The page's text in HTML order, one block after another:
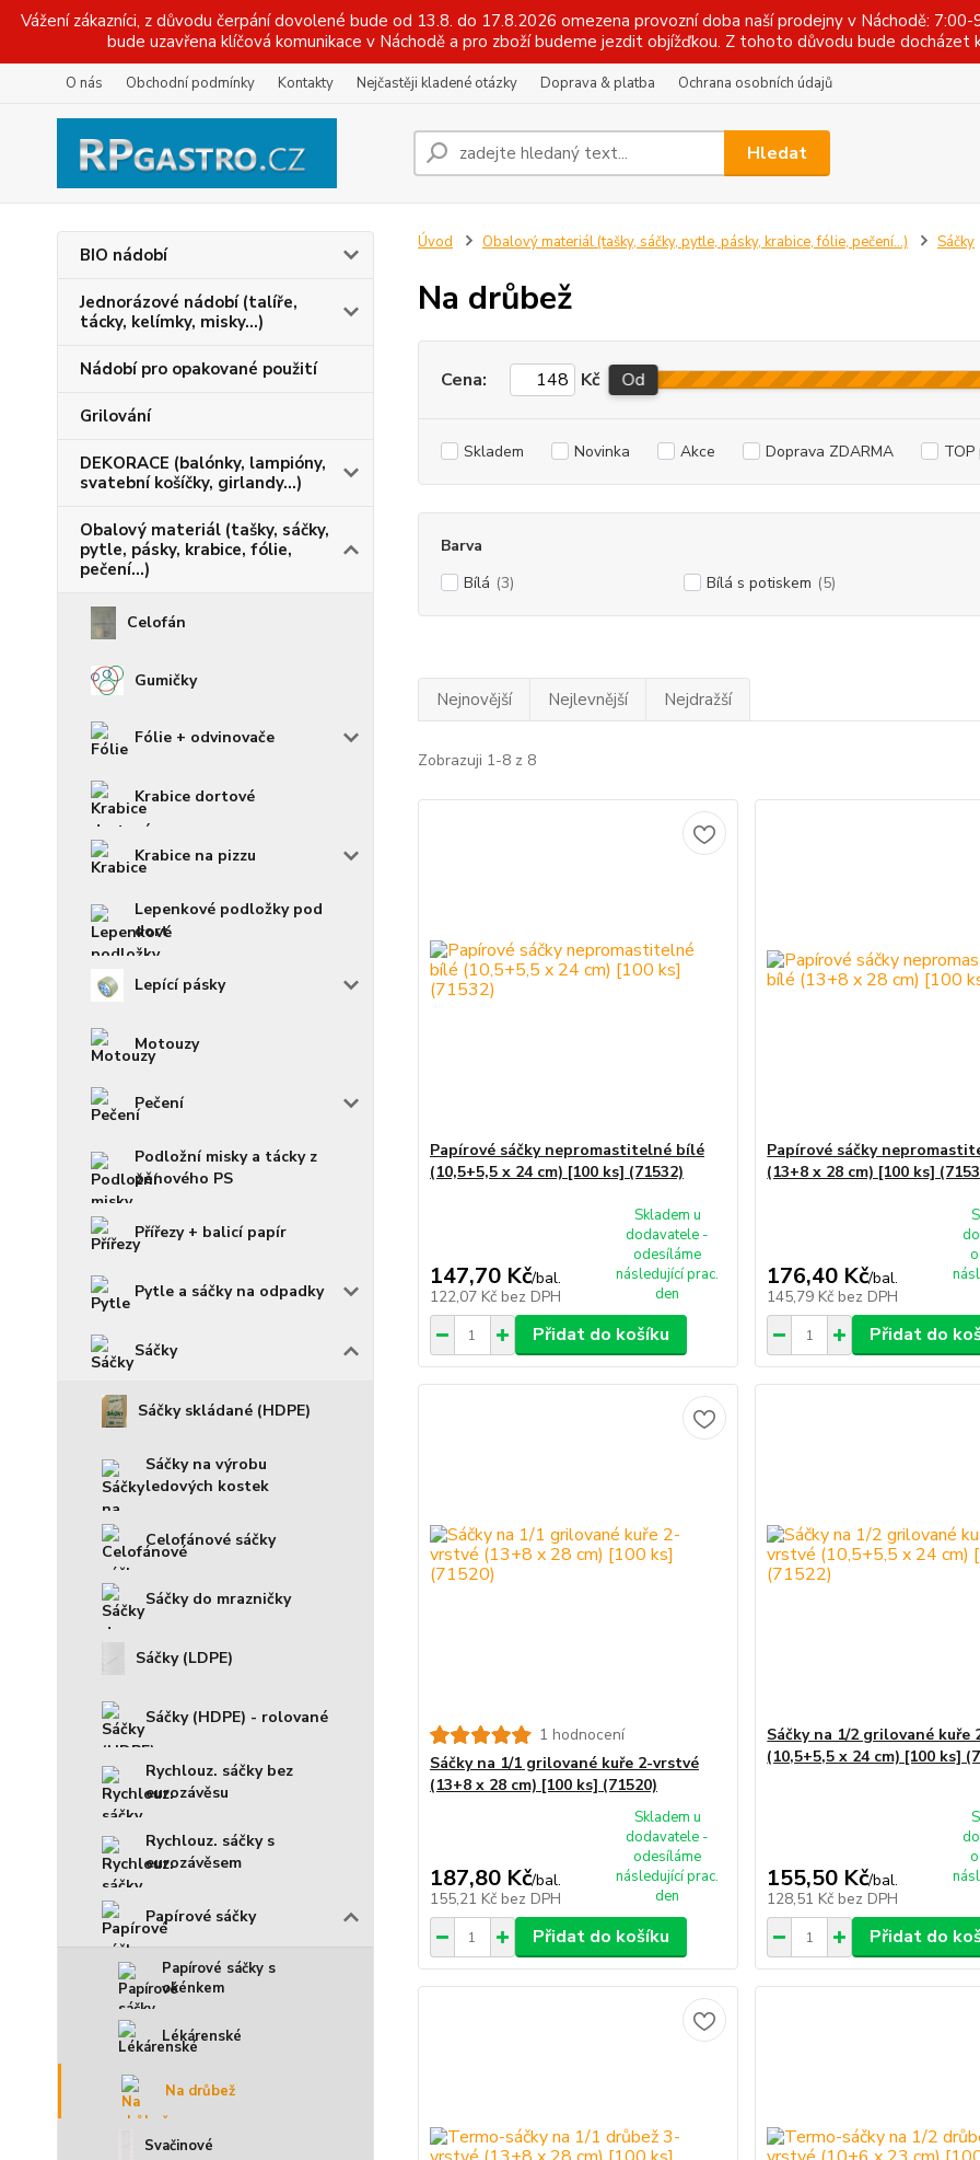
Vážení zákazníci, z důvodu čerpání dovolené bude od 13.8. do 17.8.2026 omezena provozní doba naší prodejny v Náchodě:
bude uzavřena klíčová komunikace v Náchodě a pro zboží budeme jezdit objížďkou. Z tohoto důvodu bude docházet
O nás Obchodní podmínky Kontakty Nejčastěji kladené otázky Doprava & platba Ochrana osobních údajů
Hledat
BIO nádobí
Jednorázové nádobí (talíře,
tácky, kelímky, misky...)
Nádobí pro opakované použití
Grilování
DEKORACE (balónky, lampióny,
svatební košíčky, girlandy...)
Obalový materiál (tašky, sáčky,
pytle, pásky, krabice, fólie,
pečení...)
Celofán
Gumičky
Fólie + odvinovače
Krabice dortové
Krabice na pizzu
Lepenkové podložky pod
dort
Lepící pásky
Motouzy
Pečení
Podložní misky a tácky z
pěnového PS
Přířezy + balicí papír
Pytle a sáčky na odpadky
Sáčky
Sáčky skládané (HDPE)
Sáčky na výrobu
ledových kostek
Celofánové sáčky
Sáčky do mrazničky
Sáčky (LDPE)
Sáčky (HDPE) - rolované
Rychlouz. sáčky bez
eurozávěsu
Rychlouz. sáčky s
eurozávěsem
Papírové sáčky
Papírové sáčky s
okénkem
Lékárenské
Na drůbež
Svačinové
Úvod Obalový materiál (tašky, sáčky, pytle, pásky, krabice, fólie, pečení...) Sáčky
Na drůbež
Cena: Kč Od
Skladem Novinka Akce Doprava ZDARMA
Barva
Bílá (3) Bílá s potiskem (5)
Nejnovější Nejlevnější Nejdražší
Zobrazuji 1-8 z 8
Papírové sáčky nepromastitelné bílé
(10,5+5,5 x 24 cm) [100 ks] (71532)
147,70 Kč/bal.
122,07 Kč bez DPH
Skladem u
dodavatele -
odesíláme
následující prac.
den
Přidat do košíku
Papírové sáčky
(13+8 x 28 cm) [100 ks]
176,40 Kč/bal.
145,79 Kč bez DPH
Přidat do
1 hodnocení
Sáčky na 1/1 grilované kuře 2-vrstvé
(13+8 x 28 cm) [100 ks] (71520)
187,80 Kč/bal.
155,21 Kč bez DPH
Skladem u
dodavatele -
odesíláme
následující prac.
den
Přidat do košíku
Sáčky na 1/2 grilované kuře
(10,5+5,5 x 24 cm) [100 ks]
155,50 Kč/bal.
128,51 Kč bez DPH
Přidat do